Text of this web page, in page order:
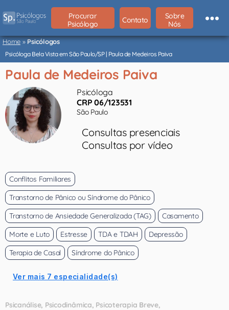
São
Paulo
Procurar
Psicólogo
Contato
Sobre
Nós
Home»Psicólogos
Psicóloga Bela Vista em São Paulo/SP | Paula de Medeiros Paiva
Paula de Medeiros Paiva
Psicóloga
CRP 06/123531
São Paulo
Consultas presenciais
Consultas por vídeo
Conflitos Familiares
Transtorno de Pânico ou Síndrome do Pânico
Transtorno de Ansiedade Generalizada (TAG)
Casamento
Morte e Luto
Estresse TDA e TDAH
Depressão
Terapia de Casal
Síndrome do Pânico
Ver mais 7 especialidade(s)
Psicanálise Psicodinâmica Psicoterapia Breve